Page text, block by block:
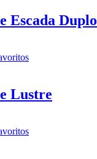
Escada Duplo
Lustre